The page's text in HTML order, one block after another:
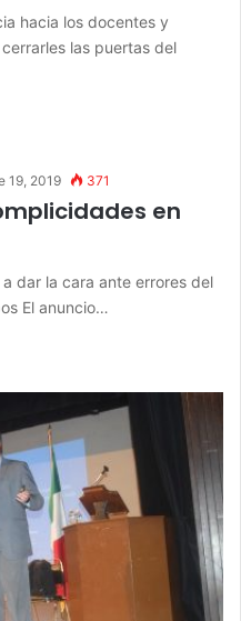
hacia los docentes y
las puertas del
19, 2019 371
en
dar la cara ante errores del
El anuncio…